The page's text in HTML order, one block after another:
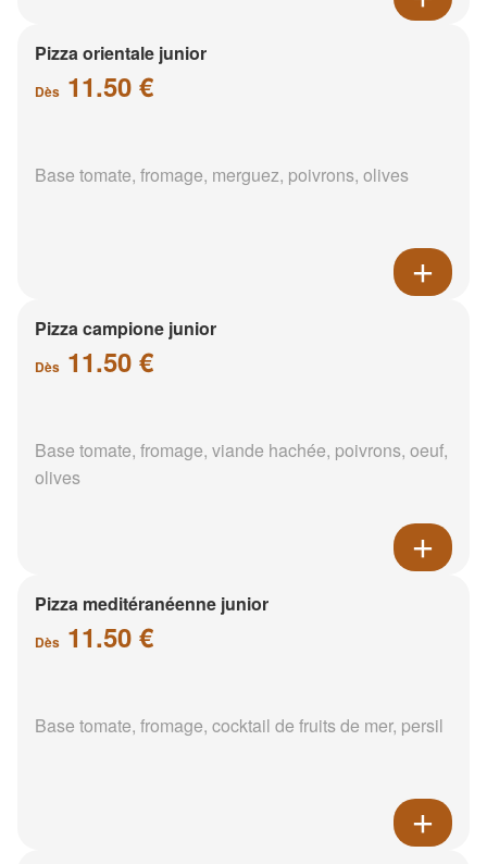
Pizza orientale junior
Dès 11.50 €
Base tomate, fromage, merguez, poivrons, olives
Pizza campione junior
Dès 11.50 €
Base tomate, fromage, viande hachée, poivrons, oeuf,
olives
Pizza meditéranéenne junior
Dès 11.50 €
Base tomate, fromage, cocktail de fruits de mer, persil